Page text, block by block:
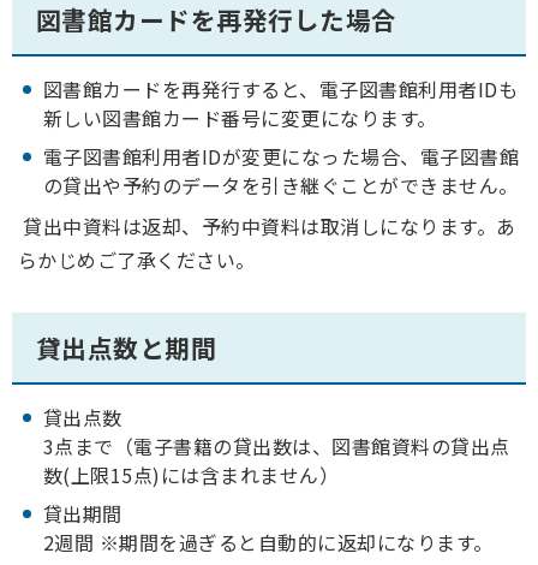
図書館カードを再発行した場合
図書館カードを再発行すると、電子図書館利用者IDも
新しい図書館カード番号に変更になります。
電子図書館利用者IDが変更になった場合、電子図書館
の貸出や予約のデータを引き継ぐことができません。
貸出中資料は返却、予約中資料は取消しになります。あ
らかじめご了承ください。
貸出点数と期間
貸出点数
3点まで（電子書籍の貸出数は、図書館資料の貸出点
数(上限15点)には含まれません）
貸出期間
2週間 ※期間を過ぎると自動的に返却になります。